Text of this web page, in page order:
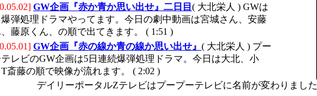
GW企画『赤か青か思い出せ』二日目 ( 大北栄人 ) GWは
弾処理ドラマやってます。今日の劇中動画は宮城さん、安藤
、藤原くん、の順で出てきます。 ( 1:51 )
GW企画『赤の線か青の線か思い出せ』 ( 大北栄人 ) プー
レビのGW企画は5日連続爆弾処理ドラマ。今日は大北、小
斎藤の順で映像が流れます。 ( 2:02 )
デイリーポータルZテレビはプープーテレビに名前が変わりました